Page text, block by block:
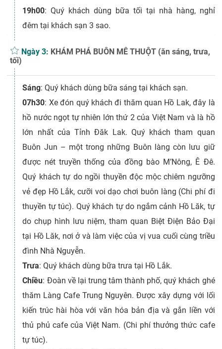
19h00: Quý khách dùng bữa tối tại nhà hàng, nghỉ
đêm tại khách sạn 3 sao.
Ngày 3: KHÁM PHÁ BUÔN MÊ THUỘT (ăn sáng, trưa,
tối)
Sáng: Quý khách dùng bữa sáng tại khách sạn.
07h30: Xe đón quý khách đi thăm quan Hồ Lak, đây là
hồ nước ngọt tự nhiên lớn thứ 2 của Việt Nam và là hồ
lớn nhất của Tỉnh Đăk Lak. Quý khách tham quan
Buôn Jun – một trong những Buôn làng còn lưu giữ
được nét truyền thống của đồng bào M’Nông, Ê Đê.
Quý khách tự do ngồi thuyền độc mộc chiêm ngưỡng
vẻ đẹp Hồ Lắk, cưỡi voi dạo chơi buôn làng (Chi phí đi
thuyền tự túc). Quý khách tự do ngắm cảnh Hồ Lăk, tự
do chụp hình lưu niệm, tham quan Biệt Điện Bảo Đại
tại Hồ Lăk, nơi ở và làm việc của vị vua cuối cùng triều
đình Nhà Nguyễn.
Trưa: Quý khách dùng bữa trưa tại Hồ Lắk.
Chiều: Đoàn về lại trung tâm thành phố, quý khách ghé
thăm Làng Cafe Trung Nguyên. Được xây dựng với lối
kiến trúc hài hòa với văn hóa bản địa và gắn liền với
thủ phủ cafe của Việt Nam. (Chi phí thưởng thức cafe
tự túc).